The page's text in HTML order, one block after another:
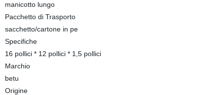
manicotto lungo
Pacchetto di Trasporto
sacchetto/cartone in pe
Specifiche
16 pollici * 12 pollici * 1,5 pollici
Marchio
betu
Origine